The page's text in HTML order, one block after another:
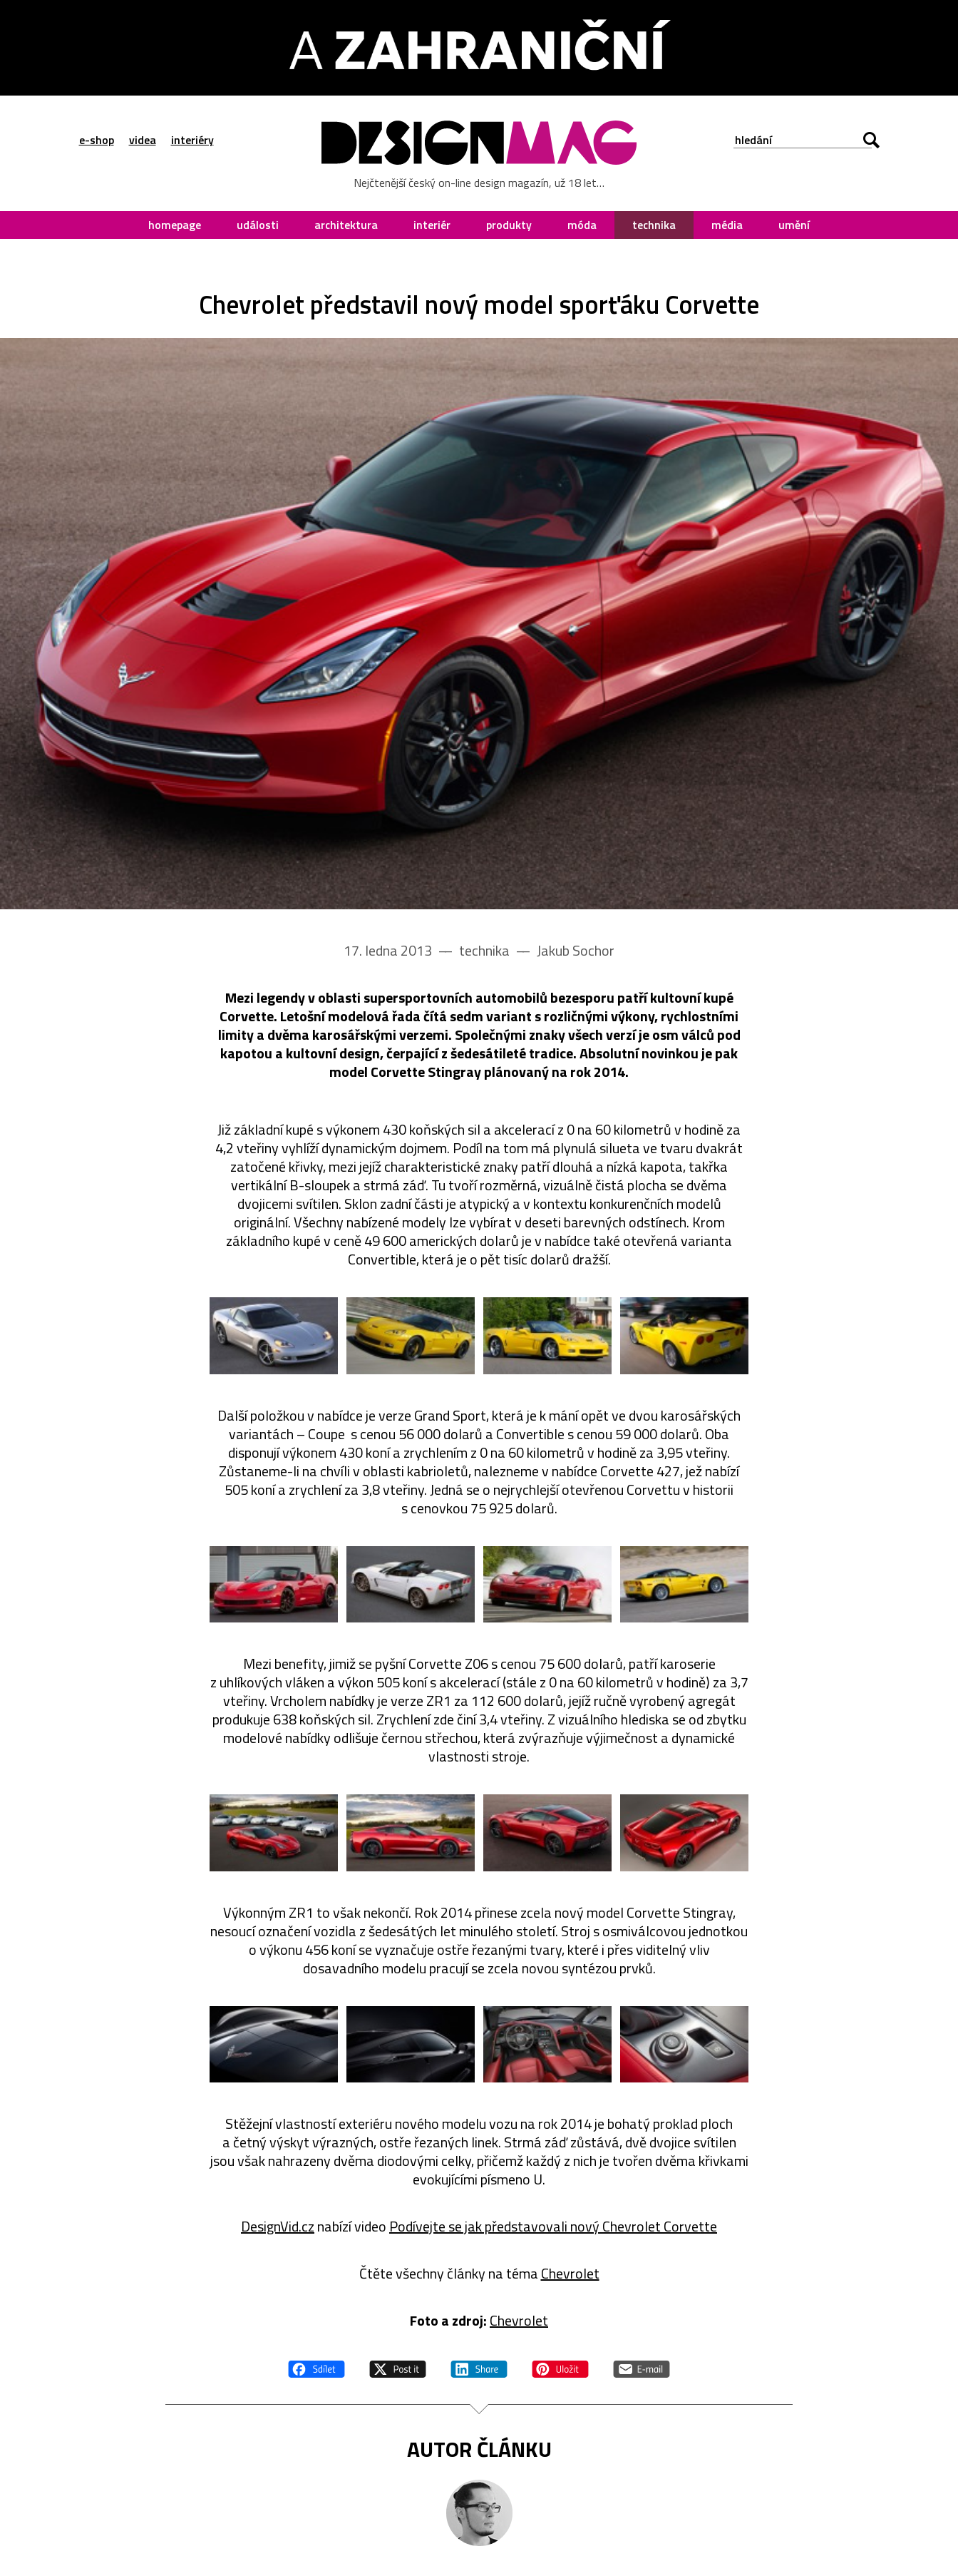
e-shop videa interiéry
Nejčtenější český on-line design magazín, už 18 let…
homepage události architektura interiér produkty móda technika média umění
Chevrolet představil nový model sporťáku Corvette
17. ledna 2013 –– technika –– Jakub Sochor
Mezi legendy v oblasti supersportovních automobilů bezesporu patří kultovní kupé
Corvette. Letošní modelová řada čítá sedm variant s rozličnými výkony, rychlostními
limity a dvěma karosářskými verzemi. Společnými znaky všech verzí je osm válců pod
kapotou a kultovní design, čerpající z šedesátileté tradice. Absolutní novinkou je pak
model Corvette Stingray plánovaný na rok 2014.
Již základní kupé s výkonem 430 koňských sil a akcelerací z 0 na 60 kilometrů v hodině za
4,2 vteřiny vyhlíží dynamickým dojmem. Podíl na tom má plynulá silueta ve tvaru dvakrát
zatočené křivky, mezi jejíž charakteristické znaky patří dlouhá a nízká kapota, takřka
vertikální B-sloupek a strmá záď. Tu tvoří rozměrná, vizuálně čistá plocha se dvěma
dvojicemi svítilen. Sklon zadní části je atypický a v kontextu konkurenčních modelů
originální. Všechny nabízené modely lze vybírat v deseti barevných odstínech. Krom
základního kupé v ceně 49 600 amerických dolarů je v nabídce také otevřená varianta
Convertible, která je o pět tisíc dolarů dražší.
Další položkou v nabídce je verze Grand Sport, která je k mání opět ve dvou karosářských
variantách – Coupe s cenou 56 000 dolarů a Convertible s cenou 59 000 dolarů. Oba
disponují výkonem 430 koní a zrychlením z 0 na 60 kilometrů v hodině za 3,95 vteřiny.
Zůstaneme-li na chvíli v oblasti kabrioletů, nalezneme v nabídce Corvette 427, jež nabízí
505 koní a zrychlení za 3,8 vteřiny. Jedná se o nejrychlejší otevřenou Corvettu v historii
s cenovkou 75 925 dolarů.
Mezi benefity, jimiž se pyšní Corvette Z06 s cenou 75 600 dolarů, patří karoserie
z uhlíkových vláken a výkon 505 koní s akcelerací (stále z 0 na 60 kilometrů v hodině) za 3,7
vteřiny. Vrcholem nabídky je verze ZR1 za 112 600 dolarů, jejíž ručně vyrobený agregát
produkuje 638 koňských sil. Zrychlení zde činí 3,4 vteřiny. Z vizuálního hlediska se od zbytku
modelové nabídky odlišuje černou střechou, která zvýrazňuje výjimečnost a dynamické
vlastnosti stroje.
Výkonným ZR1 to však nekončí. Rok 2014 přinese zcela nový model Corvette Stingray,
nesoucí označení vozidla z šedesátých let minulého století. Stroj s osmiválcovou jednotkou
o výkonu 456 koní se vyznačuje ostře řezanými tvary, které i přes viditelný vliv
dosavadního modelu pracují se zcela novou syntézou prvků.
Stěžejní vlastností exteriéru nového modelu vozu na rok 2014 je bohatý proklad ploch
a četný výskyt výrazných, ostře řezaných linek. Strmá záď zůstává, dvě dvojice svítilen
jsou však nahrazeny dvěma diodovými celky, přičemž každý z nich je tvořen dvěma křivkami
evokujícími písmeno U.
DesignVid.cznabízí video Podívejte se jak představovali nový Chevrolet Corvette
Čtěte všechny články na témaChevrolet
Foto a zdroj:Chevrolet
AUTOR ČLÁNKU